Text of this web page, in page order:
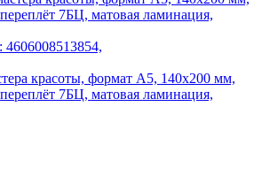
4606008513854,
красоты, формат А5, 140х200 мм,
7БЦ, матовая ламинация,